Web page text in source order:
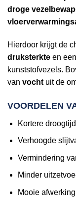
droge
Hierdoor krijgt de
druksterkte en
kunststofvezels.
van vocht uit de
VOORDELEN
Kortere droogtijd
Verhoogde
Vermindering
Minder
Mooie